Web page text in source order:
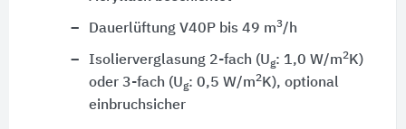
Dauerlüftung V40P bis 49 m3/h
Isolierverglasung 2-fach (Ug: 1,0 W/m2K)
oder 3-fach (Ug: 0,5 W/m2K), optional
einbruchsicher